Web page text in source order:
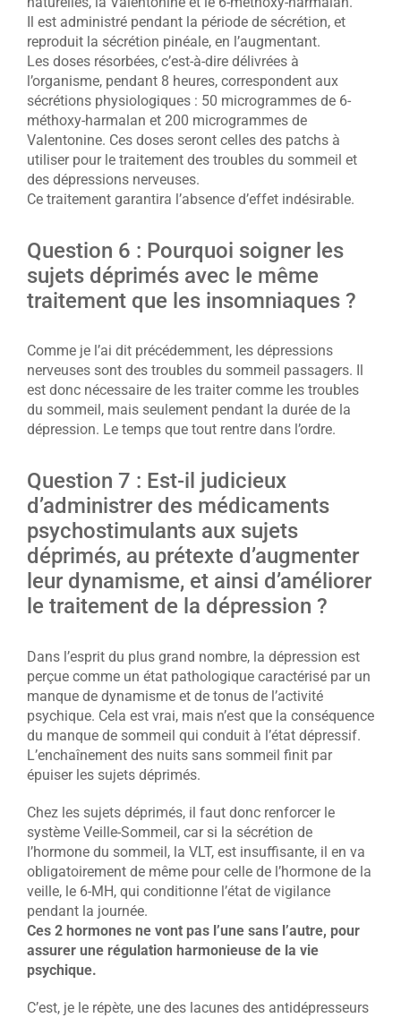
Il est administré pendant la période de sécrétion, et
reproduit la sécrétion pinéale, en l’augmentant.
Les doses résorbées, c’est-à-dire délivrées à
l’organisme, pendant 8 heures, correspondent aux
sécrétions physiologiques : 50 microgrammes de 6-
méthoxy-harmalan et 200 microgrammes de
Valentonine. Ces doses seront celles des patchs à
utiliser pour le traitement des troubles du sommeil et
des dépressions nerveuses.
Ce traitement garantira l’absence d’effet indésirable.
Question 6 : Pourquoi soigner les
sujets déprimés avec le même
traitement que les insomniaques ?
Comme je l’ai dit précédemment, les dépressions
nerveuses sont des troubles du sommeil passagers. Il
est donc nécessaire de les traiter comme les troubles
du sommeil, mais seulement pendant la durée de la
dépression. Le temps que tout rentre dans l’ordre.
Question 7 : Est-il judicieux
d’administrer des médicaments
psychostimulants aux sujets
déprimés, au prétexte d’augmenter
leur dynamisme, et ainsi d’améliorer
le traitement de la dépression ?
Dans l’esprit du plus grand nombre, la dépression est
perçue comme un état pathologique caractérisé par un
manque de dynamisme et de tonus de l’activité
psychique. Cela est vrai, mais n’est que la conséquence
du manque de sommeil qui conduit à l’état dépressif.
L’enchaînement des nuits sans sommeil finit par
épuiser les sujets déprimés.
Chez les sujets déprimés, il faut donc renforcer le
système Veille-Sommeil, car si la sécrétion de
l’hormone du sommeil, la VLT, est insuffisante, il en va
obligatoirement de même pour celle de l’hormone de la
veille, le 6-MH, qui conditionne l’état de vigilance
pendant la journée.
Ces 2 hormones ne vont pas l’une sans l’autre, pour
assurer une régulation harmonieuse de la vie
psychique.
C’est, je le répète, une des lacunes des antidépresseurs